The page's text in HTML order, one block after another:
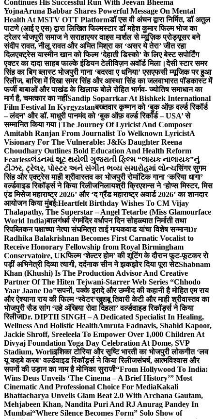
Continues His Successful Run With Jeevan Bheema
YojnaAruna Babbar Shares Powerful Message On Mental
Health At MSTV OTT Platformडॉ एस वी अंचन द्वारा निर्मित, डॉ अतुल
पाटणे (आई ए एस) द्वारा लिखित फिल्मस्टार डॉ महेश कुमार फिल्म भोज का
ट्रेलर भोजपुरी समाज ने सराहाएयर वाइस मार्शल से म्यूज़िक प्रोड्यूसर बने
संदीप रावत, नीलू रावत और अमित मिश्रा का ‘असर ये तेरा’ जीत रहा
दिलएक्ट्रेस यास्मीन खान को फिल्म ‘देहाती डिस्को’ के लिए बेस्ट सपोर्टिंग
एक्टर का दादा साहब फाल्के इंडियन टेलीविज़न अवॉर्ड मिला।देसी स्टार समर
सिंह का बिग ब्लास्ट भोजपुरी गाना ‘बदरवा ए धनिया’ एसएफसी म्यूजिक पर हुआ
रिलीज, बारिश में दिखा समर सिंह और आस्था सिंह का जलवाभारत पॉडकास्ट में
फर्जी बाबाओं और पाखंड के खिलाफ बोले रोहित भार्गव- ज्योतिष समाधान का
मार्ग है, चमत्कार का नहींSandip Soparrkar At Bishkek International
Film Festival In Kyrgyzstanबख्तवार कृष्णन को ‘बुक ऑफ़ वर्ल्ड रिकॉर्ड
– लंदन’ और डॉ. माधुरी पानमंद को ‘बुक ऑफ़ वर्ल्ड रिकॉर्ड – USA’ से
सम्मानित किया गया।The Journey Of Lyricist And Composer
Amitabh Ranjan From Journalist To Welknown LyricistA
Visionary For The Vulnerable: J&Ks Daughter Reena
Choudhary Outlines Bold Education And Health Reform
Fearlessલંડનમાં શૂટ થયેલી ગુજરાતી ફિલ્મ “લાયક નાલાયક”નું
ટીઝર, ટ્રેલર, પોસ્ટર અને સંગીત ભવ્ય સમારોહમાં લોન્ચसिंगर सुगम
सिंह और एक्ट्रेस माही श्रीवास्तव का भोजपुरी रोमांटिक गाना ‘करिया धागा’
वर्ल्डवाइड रिकॉर्ड्स ने किया रिलीजनिलायश्री क्रिएशन्स ने ‘होप्स मिस्टर, मिस
एंड मिसेज महाराष्ट्र 2026’ और ‘द ग्रैंड महाराष्ट्र अवार्ड 2026’ का शानदार
आयोजन किया मुंबई:Heartfelt Birthday Wishes To CM Vijay
Thalapathy, The Superstar – Angel Tetarbe (Miss Glamourface
World India)बालगंधर्व रंगमंदिर वर्धापन दिन सोहळ्यात निर्माती तथा
रिपब्लिकन पक्षाच्या नेत्या संघमित्रा ताई गायकवाड यांचा विशेष सन्मानDr
Radhika Balakrishnan Becomes First Carnatic Vocalist to
Receive Honorary Fellowship from Royal Birmingham
Conservatoire, UKफिल्म ‘शेल्टर होम’ की शूटिंग के दौरान फूट-फूटकर रो
पड़ीं अभिनेत्री दिव्या त्यागी, दर्दनाक सीन ने झकझोर दिया पूरा सेटShabnam
Khan (Khushi) Is The Production Advisor And Creative
Partner Of The Hiten Tejwani-Starrer Web Series “Chhodo
Yaar Jaane Do”सपनों, पक्के इरादे और उम्मीद की कहानी है मोहित एम राय
और ऐश्याना राय की फिल्म ‘स्वेटर’खुशबू तिवारी केटी और माही श्रीवास्तव का
भोजपुरी सैड सांग ‘उहे अंखिया रोवा दिहला’ वर्ल्डवाइड रिकॉर्ड्स ने किया
रिलीजDr. DIPTII SINGH – A Dedicated Specialist In Healing,
Wellness And Holistic HealthAmruta Fadnavis, Shahid Kapoor,
Jackie Shroff, Sreeleela To Empower Over 1,000 Children At
Divyaj Foundation Yoga Day Celebration At Dome, SVP
Stadium, Worliइशिका टोरिया और सृष्टि भारती का भोजपुरी लोकगीत ‘लव
यू कहबे करब’ वर्ल्डवाइड रिकॉर्ड्स ने किया रिलीजसंघर्ष, आत्मविश्वास और
सपनों की उड़ान का नाम है मोनिका सुराजी“From Hollywood To India:
Wins Deus Unveils ‘The Cinema – A Brief History’” Most
Cinematic And Professional Choice For MediaKakali
Bhattacharya Unveils Glam Beat 2.0 With Archana Gautam,
Mehjabeen Khan, Nandita Puri And RJ Anurag Pandey In
Mumbai“Where Silence Becomes Form” Solo Show of